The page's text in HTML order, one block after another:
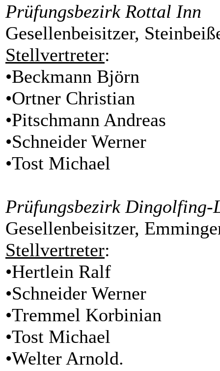
Prüfungsbezirk Rottal Inn
Gesellenbeisitzer,
Stellvertreter:
•Beckmann Björn
•Ortner Christian
•Pitschmann Andreas
•Schneider Werner
•Tost Michael
Prüfungsbezirk Dingolfing-
Gesellenbeisitzer,
Stellvertreter:
•Hertlein Ralf
•Schneider Werner
•Tremmel Korbinian
•Tost Michael
•Welter Arnold.